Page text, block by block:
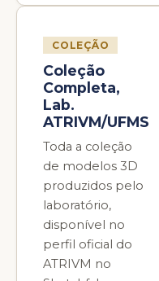
COLEÇÃO
Coleção
Completa,
Lab.
ATRIVM/UFMS
Toda a coleção
de modelos 3D
produzidos pelo
laboratório,
disponível no
perfil oficial do
ATRIVM no